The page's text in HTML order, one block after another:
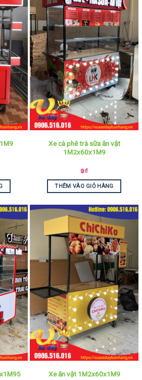
Xe cà phê trà sữa ăn vặt
1M2x60x1M9
9₫
THÊM VÀO GIỎ HÀNG
Xe ăn vặt 1M2x60x1M9